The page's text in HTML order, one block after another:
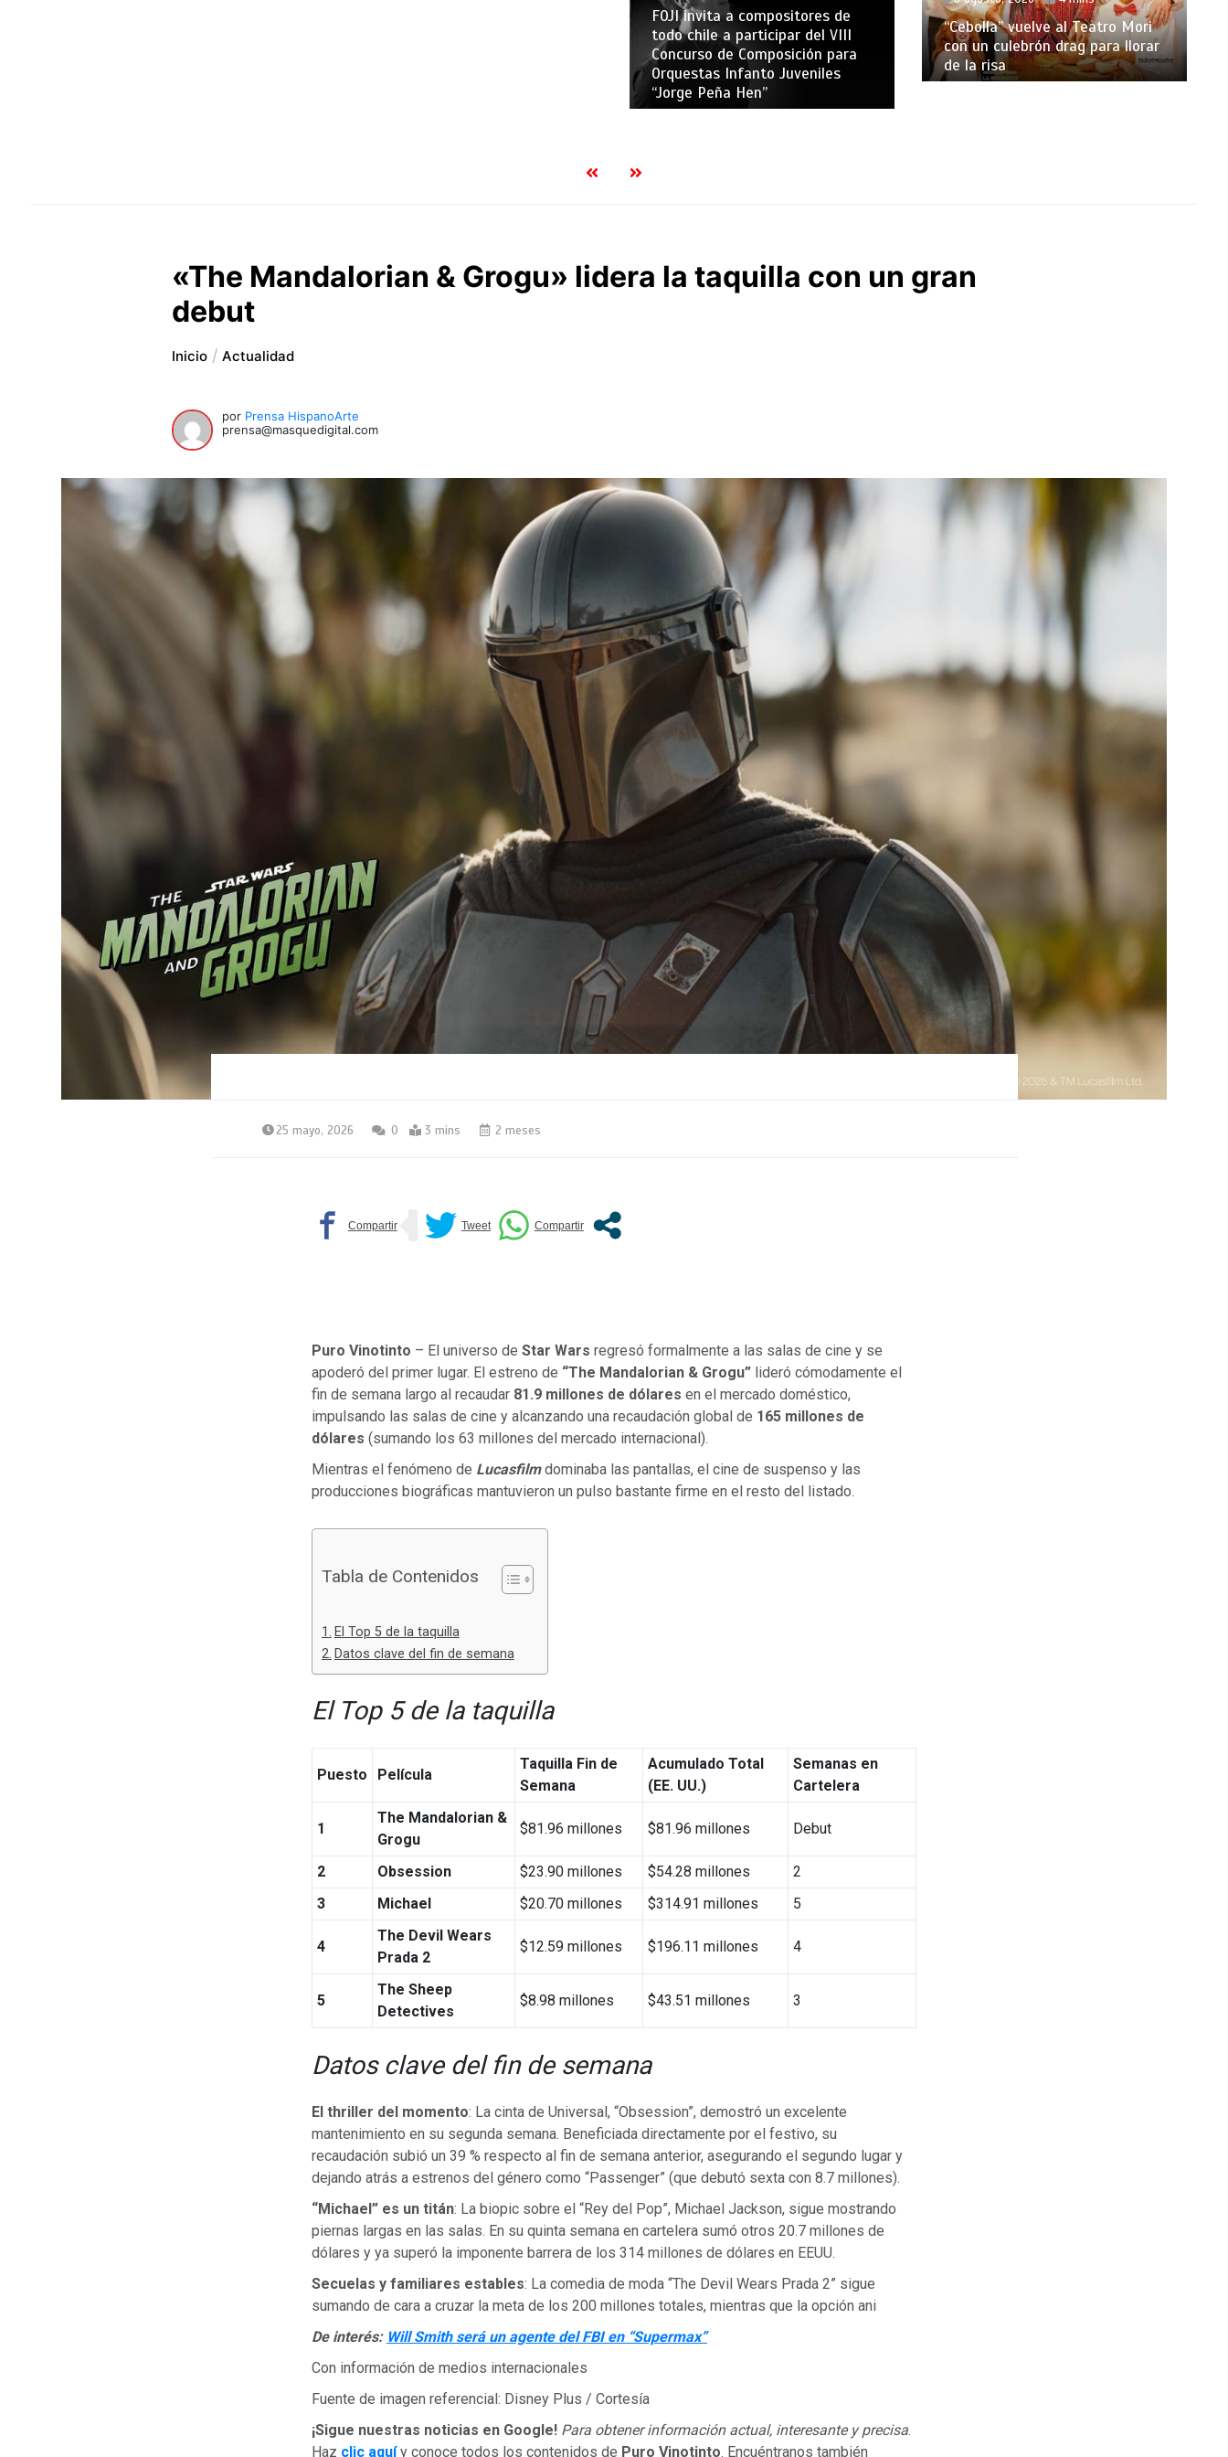
FOJI invita a compositores de
todo chile a participar del VIII
Concurso de Composición para
Orquestas Infanto Juveniles
“Jorge Peña Hen”
“Cebolla” vuelve al Teatro Mori
con un culebrón drag para llorar
de la risa
«The Mandalorian & Grogu» lidera la taquilla con un gran
debut
Inicio Actualidad
por Prensa HispanoArte
prensa@masquedigital.com
25 mayo, 2026 0 3 mins 2 meses
Puro Vinotinto – El universo de Star Wars regresó formalmente a las salas de cine y se
apoderó del primer lugar. El estreno de “The Mandalorian & Grogu”lideró cómodamente el
fin de semana largo al recaudar81.9 millones de dólares en el mercado doméstico,
impulsando las salas de cine y alcanzando una recaudación global de 165 millones de
dólares (sumando los 63 millones del mercado internacional).
Mientras el fenómeno de Lucasfilmdominaba las pantallas, el cine de suspenso y las
producciones biográficas mantuvieron un pulso bastante firme en el resto del listado.
Tabla de Contenidos
El Top 5 de la taquilla
Datos clave del fin de semana
El Top 5 de la taquilla
Puesto Película
Taquilla Fin de
Semana
Acumulado Total
(EE. UU.)
Semanas en
Cartelera
1
The Mandalorian &
Grogu
$81.96 millones $81.96 millones Debut
2 Obsession $23.90 millones $54.28 millones
2
3
Michael $20.70 millones $314.91 millones 5
4
The Devil Wears
Prada 2
$12.59 millones $196.11 millones 4
5
The Sheep
Detectives
$8.98 millones $43.51 millones 3
Datos clave del fin de semana
El thriller del momento: La cinta de Universal, “Obsession”, demostró un excelente
mantenimiento en su segunda semana. Beneficiada directamente por el festivo, su
recaudación subió un 39 % respecto al fin de semana anterior, asegurando el segundo lugar y
dejando atrás a estrenos del género como “Passenger” (que debutó sexta con 8.7 millones).
“Michael” es un titán: La biopic sobre el “Rey del Pop”, Michael Jackson, sigue mostrando
piernas largas en las salas. En su quinta semana en cartelera sumó otros 20.7 millones de
dólares y ya superó la imponente barrera de los 314 millones de dólares en EEUU.
Secuelas y familiares estables: La comedia de moda “The Devil Wears Prada 2” sigue
sumando de cara a cruzar la meta de los 200 millones totales, mientras que la opción ani
De interés: Will Smith será un agente del FBI en “Supermax”
Con información de medios internacionales
Fuente de imagen referencial: Disney Plus / Cortesía
¡Sigue nuestras noticias en Google! Para obtener información actual, interesante y precisa.
Haz clic aquíy conoce todos los contenidos de Puro Vinotinto. Encuéntranos también